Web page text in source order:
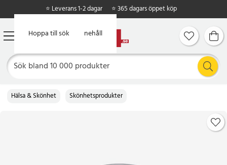
Hoppa till huvudinnehåll
Hoppa till sök
⭐ Leverans 1-2 dagar ⭐ 365 dagars öppet köp
Hälsa & Skönhet Skönhetsprodukter